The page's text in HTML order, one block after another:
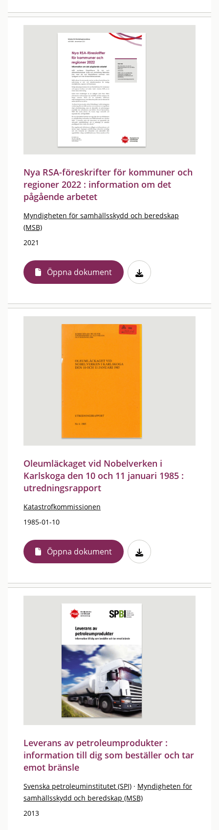
Nya RSA-föreskrifter för kommuner och
regioner 2022 : information om det
pågående arbetet
Myndigheten för samhällsskydd och beredskap
(MSB)
2021
Öppna dokument
Oleumläckaget vid Nobelverken i
Karlskoga den 10 och 11 januari 1985 :
utredningsrapport
Katastrofkommissionen
1985-01-10
Öppna dokument
Leverans av petroleumprodukter :
information till dig som beställer och tar
emot bränsle
Svenska petroleuminstitutet (SPI) · Myndigheten för
samhällsskydd och beredskap (MSB)
2013